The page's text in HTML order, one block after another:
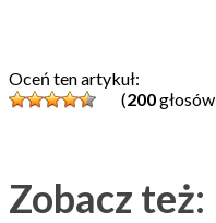
Oceń ten artykuł:
(200
Zobacz też: